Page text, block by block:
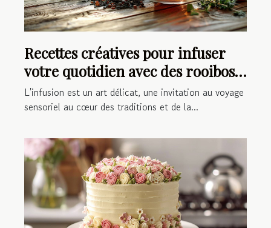
Recettes créatives pour infuser
votre quotidien avec des rooibos
et infusions
L'infusion est un art délicat, une invitation au voyage
sensoriel au cœur des traditions et de la...